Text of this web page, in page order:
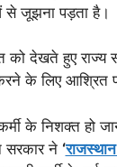
से जूझना पड़ता है।
को देखते हुए राज्य
के लिए आश्रित
के निशक्त हो
सरकार ने ‘